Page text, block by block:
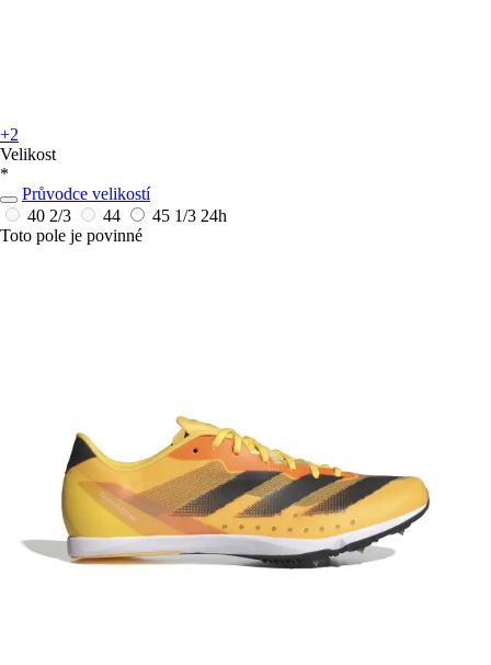
+2
Velikost
*
Průvodce velikostí
40 2/3
44 45 1/3 24h
Toto pole je povinné